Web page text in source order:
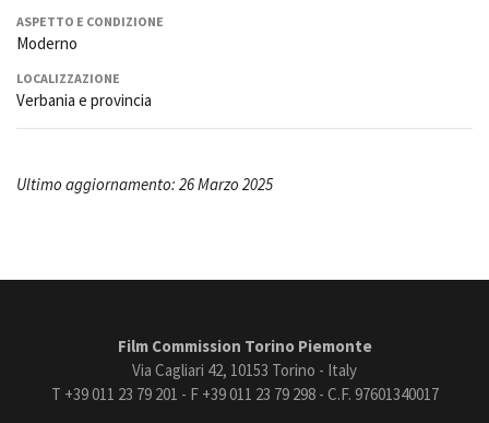
ASPETTO E CONDIZIONE
Moderno
LOCALIZZAZIONE
Verbania e provincia
Ultimo aggiornamento: 26 Marzo 2025
Film Commission Torino Piemonte
Via Cagliari 42, 10153 Torino - Italy
T +39 011 23 79 201 - F +39 011 23 79 298 - C.F. 97601340017